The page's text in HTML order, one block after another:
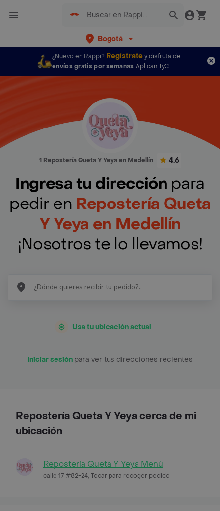
Bogotá
¿Nuevo en Rappi? Regístratey disfruta de
envíos gratis por semanas Aplican TyC
1 Repostería Queta Y Yeya en Medellín 4.6
Ingresa tu dirección para
pedir en Repostería Queta
Y Yeya en Medellín
¡Nosotros te lo llevamos!
Usa tu ubicación actual
Iniciar sesión para ver tus direcciones recientes
Repostería Queta Y Yeya cerca de mi
ubicación
Repostería Queta Y Yeya Menú
calle 17 #82-24, Tocar para recoger pedido